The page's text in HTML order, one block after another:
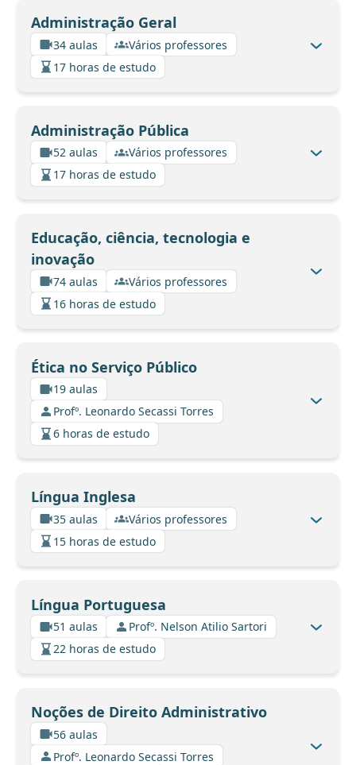
Administração Geral
34 aulas
Vários professores
17 horas de estudo
Administração Pública
52 aulas
Vários professores
17 horas de estudo
Educação, ciência, tecnologia e
inovação
74 aulas
Vários professores
16 horas de estudo
Ética no Serviço Público
19 aulas
Profº. Leonardo Secassi Torres
6 horas de estudo
Língua Inglesa
35 aulas
Vários professores
15 horas de estudo
Língua Portuguesa
51 aulas
Profº. Nelson Atilio Sartori
22 horas de estudo
Noções de Direito Administrativo
56 aulas
Profº. Leonardo Secassi Torres